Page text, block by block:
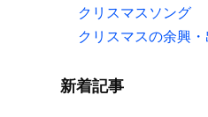
クリスマスソング
クリスマスの余興
新着記事